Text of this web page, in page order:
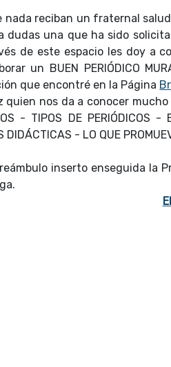
nada reciban un fraternal
dudas una que ha sido
de este espacio les doy a
un BUEN PERIÓDICO
que encontré en la Página
quien nos da a conocer mucho
- TIPOS DE PERIÓDICOS
DIDÁCTICAS - LO QUE
inserto enseguida la